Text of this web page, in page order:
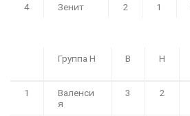
4 Зенит 2 1
Группа H В Н
1
Валенси
я
3 2